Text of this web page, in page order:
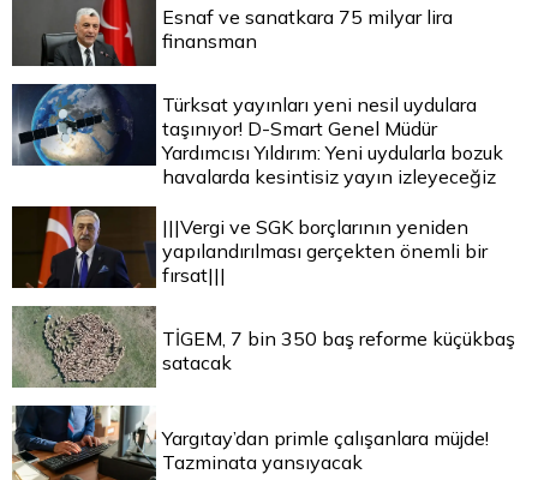
Esnaf ve sanatkara 75 milyar lira
finansman
Türksat yayınları yeni nesil uydulara
taşınıyor! D-Smart Genel Müdür
Yardımcısı Yıldırım: Yeni uydularla bozuk
havalarda kesintisiz yayın izleyeceğiz
|||Vergi ve SGK borçlarının yeniden
yapılandırılması gerçekten önemli bir
fırsat|||
TİGEM, 7 bin 350 baş reforme küçükbaş
satacak
Yargıtay’dan primle çalışanlara müjde!
Tazminata yansıyacak